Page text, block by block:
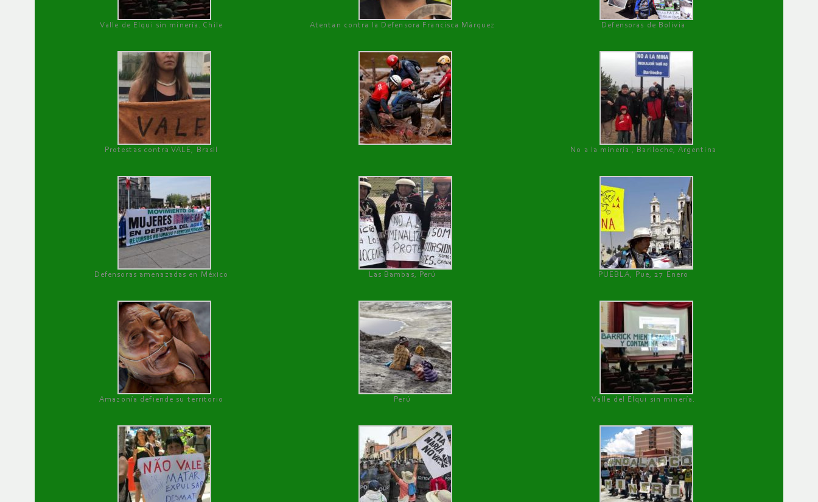
Valle de Elqui sin minería. Chile Atentan contra la Defensora Francisca Márquez Defensoras de Bolivia
Protestas contra VALE, Brasil No a la minería , Bariloche, Argentina
Defensoras amenazadas en México Las Bambas, Perú PUEBLA, Pue, 27 Enero
Amazonía defiende su territorio Perú Valle del Elqui sin minería.